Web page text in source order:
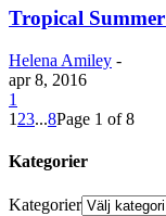
Tropical
Helena Amiley -
apr 8, 2016
1
1 23...8Page 1 of 8
Kategorier
Kategorier